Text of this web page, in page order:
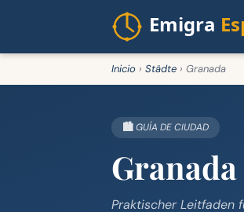
Inicio › Städte › Granada
🏙️ GUÍA DE CIUDAD
Granada
Praktischer Leitfaden